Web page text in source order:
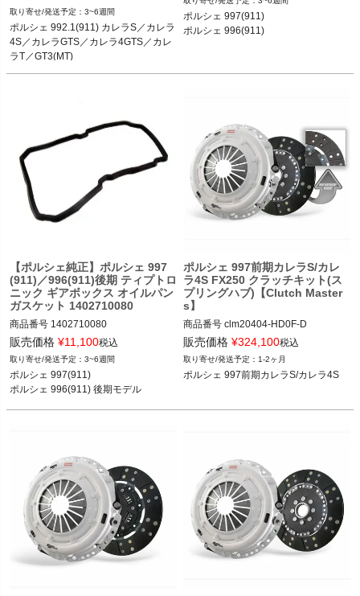
／ボクスターS 09-12
ポルシェ 992.1(911) カレラS／カレラ
4S／カレラGTS／カレラ4GTS／カレ
ラT／GT3(MT) 19-24
ポルシェ 991(911) カレラ／カレラS／
／カレラ4／カレラ4S／カレラGTS／
カレラ4GTS 08-12
3~6週間
ポルシェ 992.1(911) カレラS／カレラ
4S／カレラGTS／カレラ4GTS／カレ
ラT／GT3(MT)
ポルシェ 991(911) カレラ／カレラS／
／カレラ4／カレラ4S／カレラGTS／
カレラ4GTS
ポルシェ 996(911) 97-04
ポルシェ 997(911)
ポルシェ 996(911)
【ポルシェ純正】ポルシェ 997
(911)／996(911)後期 ティプトロ
ニック ギアボックス オイルパン
ガスケット 1402710080
商品番号 1402710080
ポルシェ 997(911) 04-11
ポルシェ 996(911) 後期モデル 02-04
販売価格 ¥11,100税込
3~6週間
ポルシェ 997(911)
ポルシェ 996(911) 後期モデル
ポルシェ 997前期カレラS/カレ
ラ4S FX250 クラッチキット(ス
プリングハブ)【Clutch Master
s】
商品番号 clm20404-HD0F-D
ポルシェ 997前期カレラS/カレラ4S 0
5-08
販売価格 ¥324,100税込
1-2ヶ月
ポルシェ 997前期カレラS/カレラ4S